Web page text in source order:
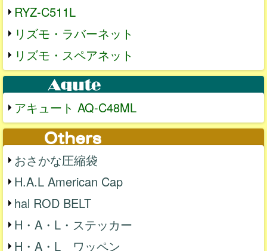
RYZ-C511L
リズモ・ラバーネット
リズモ・スペアネット
アキュート AQ-C48ML
おさかな圧縮袋
H.A.L American Cap
hal ROD BELT
H・A・L・ステッカー
H・A・L ワッペン